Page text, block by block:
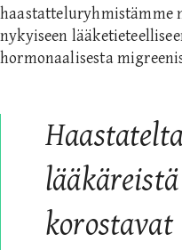
haastatteluryhmistämme
nykyiseen
hormonaalisesta
korostavat